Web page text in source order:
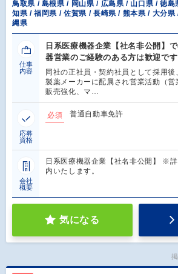
鳥取県 / 島根県 / 岡山県 / 広島県 / 山口県 / 徳
知県 / 福岡県 / 佐賀県 / 長崎県 / 熊本県 / 大分
縄県
仕事
内容
日系医療機器企業【社名非公開】
器営業のご経験のある方は歓迎です
同社の正社員・契約社員として採用後
製薬メーカーに配属され営業活動（
販売強化、マ…
応募
資格
必須 普通自動車免許
会社
概要
日系医療機器企業【社名非公開】 ※
内いたします。
気になる